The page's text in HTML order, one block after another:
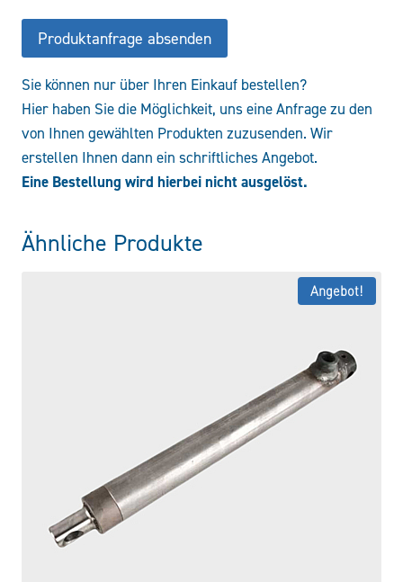
Produktanfrage absenden
Sie können nur über Ihren Einkauf bestellen?
Hier haben Sie die Möglichkeit, uns eine Anfrage zu den
von Ihnen gewählten Produkten zuzusenden. Wir
erstellen Ihnen dann ein schriftliches Angebot.
Eine Bestellung wird hierbei nicht ausgelöst.
Ähnliche Produkte
Angebot!